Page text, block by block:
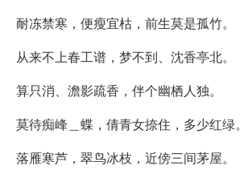
耐冻禁寒，便瘦宜枯，前生莫是孤竹。
从来不上春工谱，梦不到、沈香亭北。
算只消、澹影疏香，伴个幽栖人独。
莫待痴峰＿蝶，倩青女捺住，多少红绿。
落雁寒芦，翠鸟冰枝，近傍三间茅屋。